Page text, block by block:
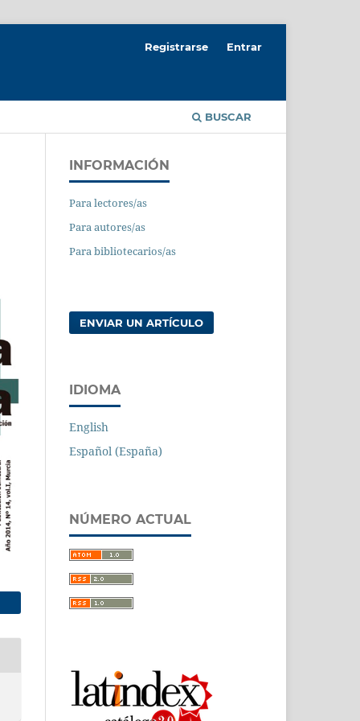
BUSCAR
Registrarse Entrar
INFORMACIÓN
Para lectores/as
Para autores/as
Para bibliotecarios/as
ENVIAR UN ARTÍCULO
IDIOMA
English
Español (España)
NÚMERO ACTUAL